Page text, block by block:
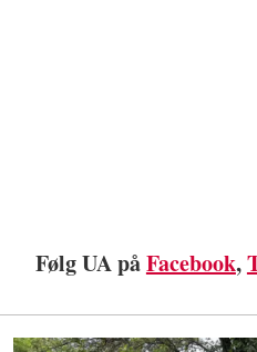
Følg UA påFacebook,